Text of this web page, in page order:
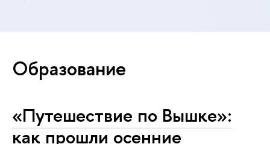
Образование
«Путешествие по Вышке»:
как прошли осенние